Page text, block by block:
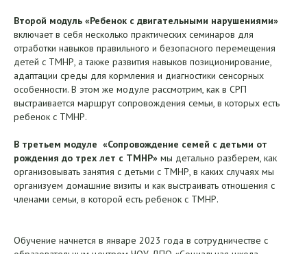
Второй модуль «Ребенок с двигательными нарушениями»
включает в себя несколько практических семинаров для
отработки навыков правильного и безопасного перемещения
детей с ТМНР, а также развития навыков позиционирование,
адаптации среды для кормления и диагностики сенсорных
особенности. В этом же модуле рассмотрим, как в СРП
выстраивается маршрут сопровождения семьи, в которых есть
ребенок с ТМНР.
В третьем модуле «Сопровождение семей с детьми от
рождения до трех лет с ТМНР» мы детально разберем, как
организовывать занятия с детьми с ТМНР, в каких случаях мы
организуем домашние визиты и как выстраивать отношения с
членами семьи, в которой есть ребенок с ТМНР.
Обучение начнется в январе 2023 года в сотрудничестве с